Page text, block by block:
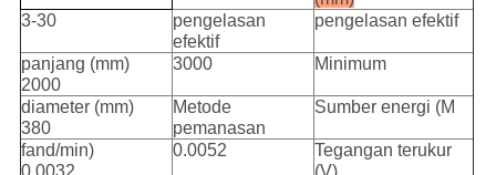
3-30
pengelasan
efektif
pengelasan efektif
panjang (mm)
2000
3000 Minimum
diameter (mm)
380
Metode
pemanasan
Sumber energi (M
fand/min)
0.0052
Tegangan terukur